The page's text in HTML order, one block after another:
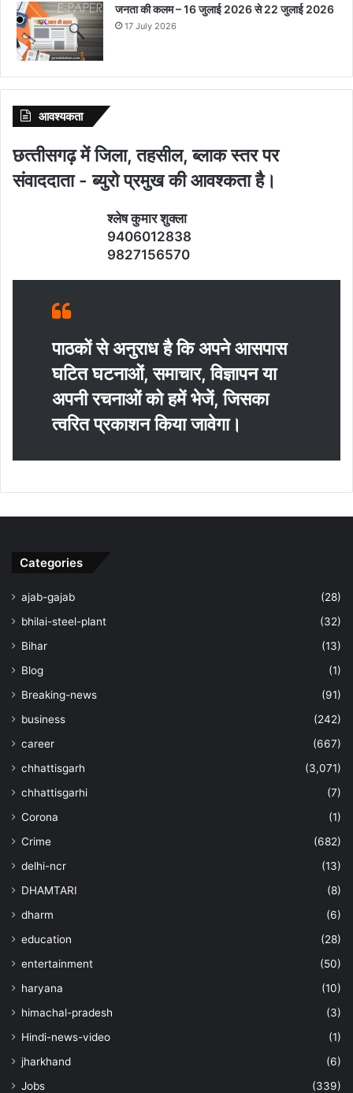
जनता की कलम – 16 जुलाई 2026 से 22 जुलाई 2026
17 July 2026
आवश्‍यकता
छत्‍तीसगढ़ में जिला, तहसील, ब्‍लाक स्‍तर पर
संवाददाता - ब्‍युरो प्रमुख की आवश्‍कता है।
श्‍लेष कुमार शुक्‍ला
9406012838
9827156570
पाठकों से अनुराध है कि अपने आसपास
घटित घटनाओं, समाचार, विज्ञापन या
अपनी रचनाओं को हमें भेजें, जिसका
त्‍वरित प्रकाशन किया जावेगा।
Categories
ajab-gajab
(28)
bhilai-steel-plant
(32)
Bihar
(13)
Blog
(1)
Breaking-news
(91)
business
(242)
career
(667)
chhattisgarh
(3,071)
chhattisgarhi
(7)
Corona
(1)
Crime
(682)
delhi-ncr
(13)
DHAMTARI
(8)
dharm
(6)
education
(28)
entertainment
(50)
haryana
(10)
himachal-pradesh
(3)
Hindi-news-video
(1)
jharkhand
(6)
Jobs
(339)